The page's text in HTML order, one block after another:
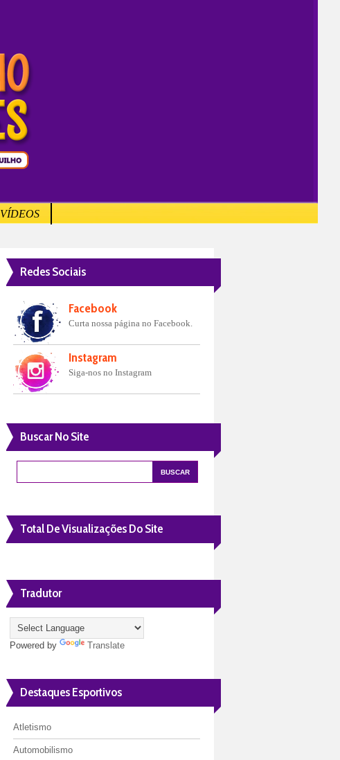
VÍDEOS
Redes Sociais
Facebook
Curta nossa página no Facebook.
Instagram
Siga-nos no Instagram
Buscar No Site
Total De Visualizações Do Site
Tradutor
Powered by Translate
Destaques Esportivos
Atletismo
Automobilismo